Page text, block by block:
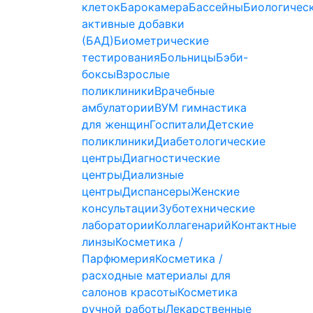
клетокБарокамераБассейны
активные добавки
(БАД)Биометрические
тестированияБольницыБэби-
боксыВзрослые
поликлиникиВрачебные
амбулаторииВУМ гимнастика
для женщинГоспиталиДетские
поликлиникиДиабетологические
центрыДиагностические
центрыДиализные
центрыДиспансерыЖенские
консультацииЗуботехнические
лабораторииКоллагенарийКонтактные
линзыКосметика /
ПарфюмерияКосметика /
расходные материалы для
салонов красотыКосметика
ручной работыЛекарственные